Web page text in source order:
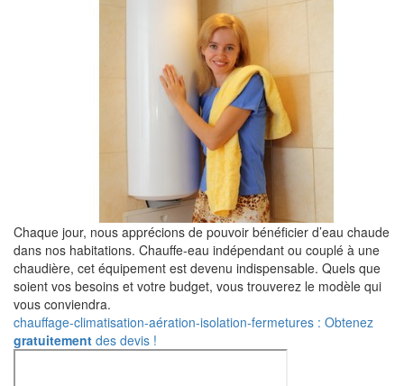
Chaque jour, nous apprécions de pouvoir bénéficier d’eau chaude
dans nos habitations. Chauffe-eau indépendant ou couplé à une
chaudière, cet équipement est devenu indispensable. Quels que
soient vos besoins et votre budget, vous trouverez le modèle qui
vous conviendra.
chauffage-climatisation-aération-isolation-fermetures : Obtenez
gratuitement des devis !